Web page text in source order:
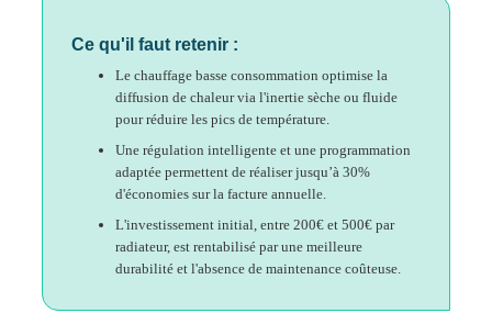
Ce qu'il faut retenir :
Le chauffage basse consommation optimise la
diffusion de chaleur via l'inertie sèche ou fluide
pour réduire les pics de température.
Une régulation intelligente et une programmation
adaptée permettent de réaliser jusqu’à 30%
d'économies sur la facture annuelle.
L'investissement initial, entre 200€ et 500€ par
radiateur, est rentabilisé par une meilleure
durabilité et l'absence de maintenance coûteuse.